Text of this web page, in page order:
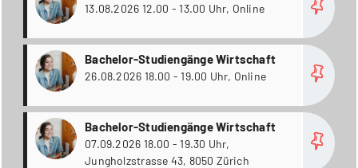
13.08.2026 12.00 - 13.00 Uhr, Online
Bachelor-Studiengänge Wirtschaft
26.08.2026 18.00 - 19.00 Uhr, Online
Bachelor-Studiengänge Wirtschaft
07.09.2026 18.00 - 19.30 Uhr,
Jungholzstrasse 43, 8050 Zürich